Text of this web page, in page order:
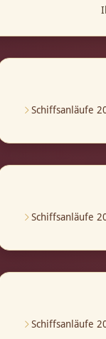
Schiffsanläufe
Schiffsanläufe
Schiffsanläufe